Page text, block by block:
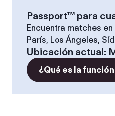
Passport™ para
Encuentra matches
París, Los Ángeles,
Ubicación actual:
¿Qué es la